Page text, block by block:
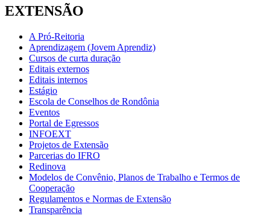
EXTENSÃO
A Pró-Reitoria
Aprendizagem (Jovem Aprendiz)
Cursos de curta duração
Editais externos
Editais internos
Estágio
Escola de Conselhos de Rondônia
Eventos
Portal de Egressos
INFOEXT
Projetos de Extensão
Parcerias do IFRO
Redinova
Modelos de Convênio, Planos de Trabalho e Termos de
Cooperação
Regulamentos e Normas de Extensão
Transparência